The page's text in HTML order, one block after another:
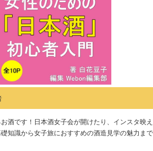
お酒です！日本酒女子会が開けたり、インスタ映
知識から女子旅におすすめの酒造見学の魅力ま